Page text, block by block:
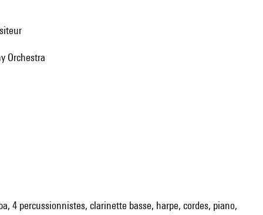
Orchestra
4 percussionnistes, clarinette basse, harpe, cordes, piano,